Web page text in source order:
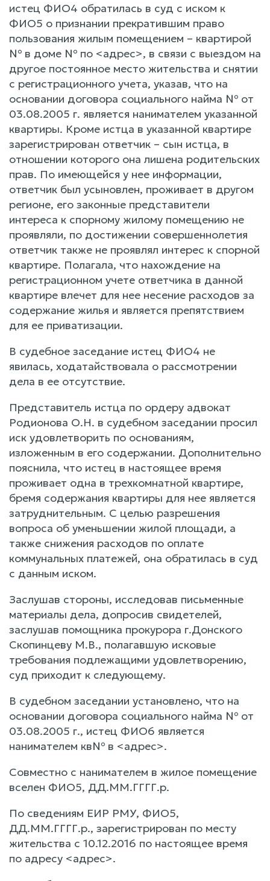
истец ФИО4 обратилась в суд с иском к
ФИО5 о признании прекратившим право
пользования жилым помещением – квартирой
№ в доме № по <адрес>, в связи с выездом на
другое постоянное место жительства и снятии
с регистрационного учета, указав, что на
основании договора социального найма № от
03.08.2005 г. является нанимателем указанной
квартиры. Кроме истца в указанной квартире
зарегистрирован ответчик – сын истца, в
отношении которого она лишена родительских
прав. По имеющейся у нее информации,
ответчик был усыновлен, проживает в другом
регионе, его законные представители
интереса к спорному жилому помещению не
проявляли, по достижении совершеннолетия
ответчик также не проявлял интерес к спорной
квартире. Полагала, что нахождение на
регистрационном учете ответчика в данной
квартире влечет для нее несение расходов за
содержание жилья и является препятствием
для ее приватизации.
В судебное заседание истец ФИО4 не
явилась, ходатайствовала о рассмотрении
дела в ее отсутствие.
Представитель истца по ордеру адвокат
Родионова О.Н. в судебном заседании просил
иск удовлетворить по основаниям,
изложенным в его содержании. Дополнительно
пояснила, что истец в настоящее время
проживает одна в трехкомнатной квартире,
бремя содержания квартиры для нее является
затруднительным. С целью разрешения
вопроса об уменьшении жилой площади, а
также снижения расходов по оплате
коммунальных платежей, она обратилась в суд
с данным иском.
Заслушав стороны, исследовав письменные
материалы дела, допросив свидетелей,
заслушав помощника прокурора г.Донского
Скопинцеву М.В., полагавшую исковые
требования подлежащими удовлетворению,
суд приходит к следующему.
В судебном заседании установлено, что на
основании договора социального найма № от
03.08.2005 г., истец ФИО6 является
нанимателем кв№ в <адрес>.
Совместно с нанимателем в жилое помещение
вселен ФИО5, ДД.ММ.ГГГГ.р.
По сведениям ЕИР РМУ, ФИО5,
ДД.ММ.ГГГГ.р., зарегистрирован по месту
жительства с 10.12.2016 по настоящее время
по адресу <адрес>.